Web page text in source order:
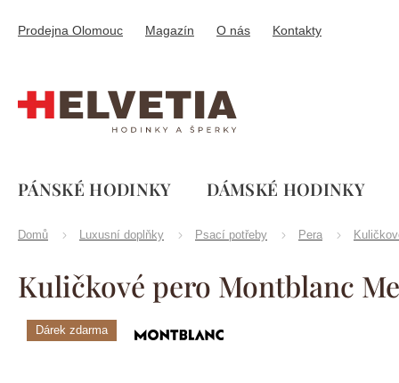
obsah
Prodejna Olomouc Magazín O nás Kontakty
PÁNSKÉ HODINKY DÁMSKÉ HODINKY
Domů Luxusní doplňky Psací potřeby Pera
Kuličkové pero Montblanc
Dárek zdarma Značka:Montblanc